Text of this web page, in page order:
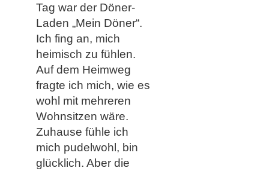
Tag war der Döner-
Laden „Mein Döner“.
Ich fing an, mich
heimisch zu fühlen.
Auf dem Heimweg
fragte ich mich, wie es
wohl mit mehreren
Wohnsitzen wäre.
Zuhause fühle ich
mich pudelwohl, bin
glücklich. Aber die